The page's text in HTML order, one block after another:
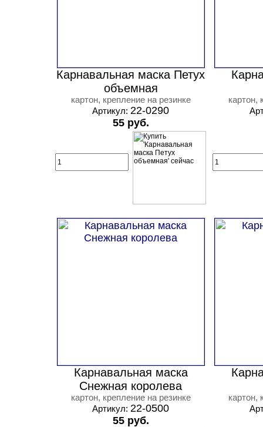
Карнавальная маска Петух
объемная
картон, крепление на резинке
Артикул: 22-0290
55 руб.
картон,
Карнавальная маска
Снежная королева
картон, крепление на резинке
Артикул: 22-0500
55 руб.
картон,